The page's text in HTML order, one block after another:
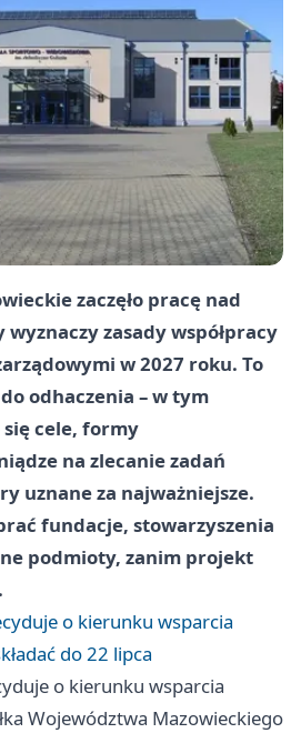
zaczęło pracę nad
zasady współpracy
w 2027 roku. To
odhaczenia – w tym
cele, formy
na zlecanie zadań
uznane za najważniejsze.
fundacje, stowarzyszenia
podmioty, zanim projekt
o kierunku wsparcia
do 22 lipca
o kierunku wsparcia
Województwa Mazowieckiego